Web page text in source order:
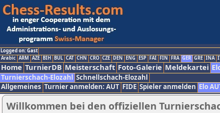
Logged on: Gast
Arabic ARM AZE BIH BUL CAT CHN CRO CZE DEN ENG ESP FAI FIN FRA GER GRE INA
Home TurnierDB Meisterschaft Foto-Galerie Meldekartei
Turnierschach-Elozahl Schnellschach-Elozahl
Allgemeines Turnier anmelden: AUT FIDE Spieler anmelden Elo
Willkommen bei den offiziellen